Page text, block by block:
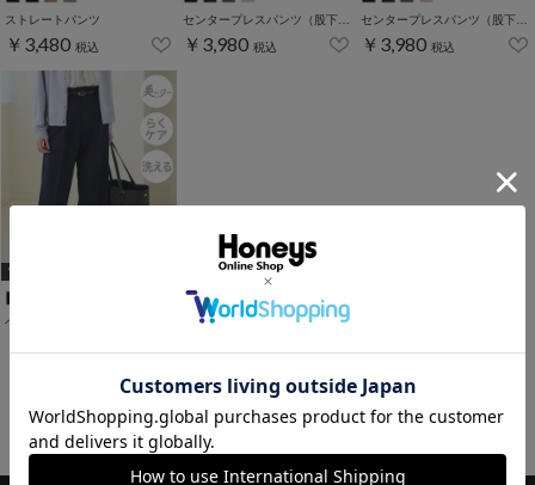
ストレートパンツ
￥3,480 税込 ￥3,980 税込 ￥3,980 税込
WEB限定ｻｲｽﾞ[3L]
ベルト付ストレートパンツ
1～10件 (全10件)
関連キーワード